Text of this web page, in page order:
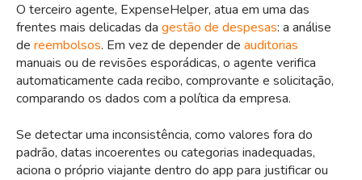
O terceiro agente, ExpenseHelper, atua em uma das
frentes mais delicadas da gestão de despesas: a análise
de reembolsos. Em vez de depender de auditorias
manuais ou de revisões esporádicas, o agente verifica
automaticamente cada recibo, comprovante e solicitação,
comparando os dados com a política da empresa.
Se detectar uma inconsistência, como valores fora do
padrão, datas incoerentes ou categorias inadequadas,
aciona o próprio viajante dentro do app para justificar ou